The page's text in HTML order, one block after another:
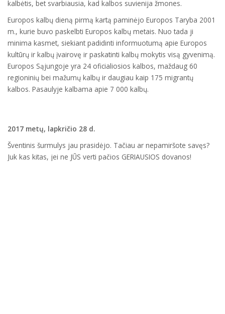
kalbėtis, bet svarbiausia, kad kalbos suvienija žmones.
Europos kalbų dieną pirmą kartą paminėjo Europos Taryba 2001
m., kurie buvo paskelbti Europos kalbų metais. Nuo tada ji
minima kasmet, siekiant padidinti informuotumą apie Europos
kultūrų ir kalbų įvairovę ir paskatinti kalbų mokytis visą gyvenimą.
Europos Sąjungoje yra 24 oficialiosios kalbos, maždaug 60
regioninių bei mažumų kalbų ir daugiau kaip 175 migrantų
kalbos. Pasaulyje kalbama apie 7 000 kalbų.
2017 metų, lapkričio 28 d.
Šventinis šurmulys jau prasidėjo. Tačiau ar nepamiršote savęs?
Juk kas kitas, jei ne JŪS verti pačios GERIAUSIOS dovanos!